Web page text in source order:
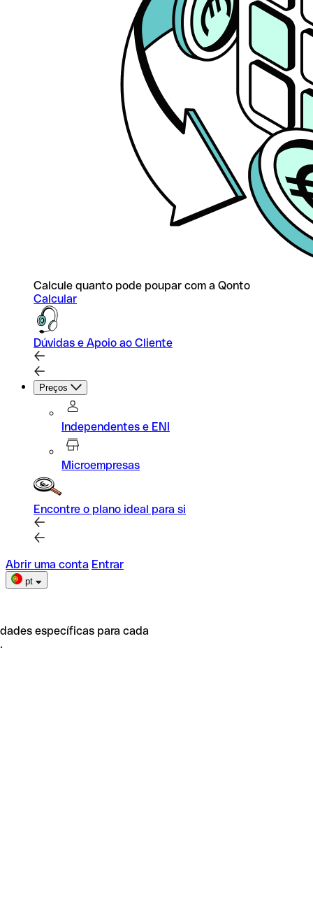
Calcule quanto pode poupar com a Qonto
Calcular
Dúvidas e Apoio ao Cliente
Preços
Independentes e ENI
Microempresas
Encontre o plano ideal para si
Abrir uma conta Entrar
pt
específicas para cada